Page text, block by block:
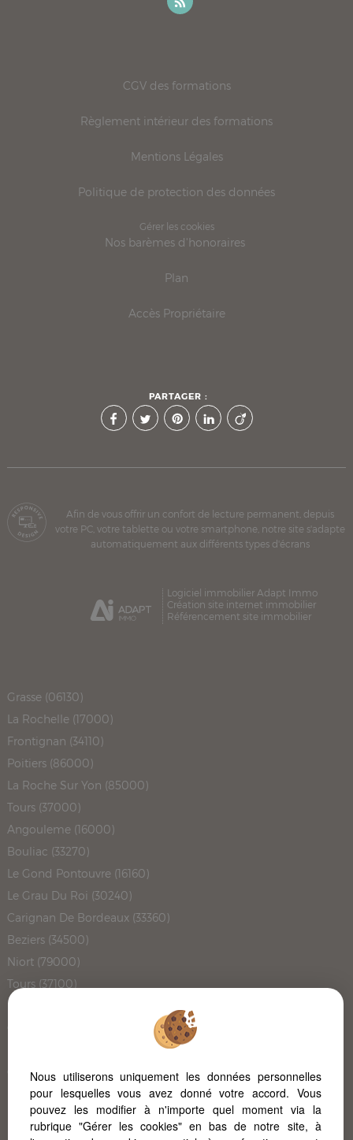
CGV des formations
Règlement intérieur des formations
Mentions Légales
Politique de protection des données
Gérer les cookies
Nos barèmes d'honoraires
Plan
Accès Propriétaire
PARTAGER :
Afin de vous offrir un confort de lecture permanent, depuis
votre PC, votre tablette ou votre smartphone, notre site s'adapte
automatiquement aux différents types d'écrans
Logiciel immobilier Adapt Immo
Création site internet immobilier
Référencement site immobilier
Grasse (06130)
La Rochelle (17000)
Frontignan (34110)
Poitiers (86000)
La Roche Sur Yon (85000)
Tours (37000)
Angouleme (16000)
Bouliac (33270)
Le Gond Pontouvre (16160)
Le Grau Du Roi (30240)
Carignan De Bordeaux (33360)
Beziers (34500)
Niort (79000)
Tours (37100)
Montpellier (34000)
Chateauneuf Grasse (06740)
Champniers (16430)
Pont L'abbe D'arnoult (17250)
Bordeaux (33100)
Nous utiliserons uniquement les données personnelles
pour lesquelles vous avez donné votre accord. Vous
pouvez les modifier à n'importe quel moment via la
rubrique "Gérer les cookies" en bas de notre site, à